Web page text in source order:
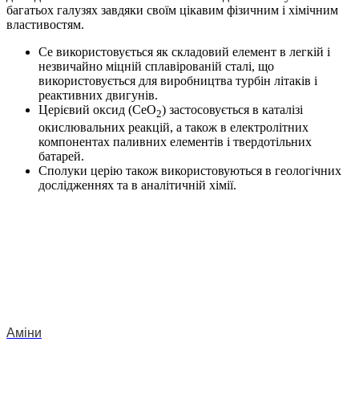
багатьох галузях завдяки своїм цікавим фізичним і хімічним
властивостям.
Ce використовується як складовий елемент в легкій і
незвичайно міцній сплавірованій сталі, що
використовується для виробництва турбін літаків і
реактивних двигунів.
Церієвий оксид (CeO2) застосовується в каталізі
окислювальних реакцій, а також в електролітних
компонентах паливних елементів і твердотільних
батарей.
Сполуки церію також використовуються в геологічних
дослідженнях та в аналітичній хімії.
Аміни